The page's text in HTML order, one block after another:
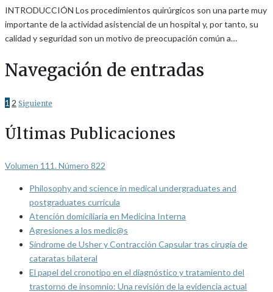
INTRODUCCIÓN Los procedimientos quirúrgicos son una parte muy
importante de la actividad asistencial de un hospital y, por tanto, su
calidad y seguridad son un motivo de preocupación común a…
Navegación de entradas
1 2 Siguiente
Últimas Publicaciones
Volumen 111. Número 822
Philosophy and science in medical undergraduates and
postgraduates curricula
Atención domiciliaria en Medicina Interna
Agresiones a los medic@s
Síndrome de Usher y Contracción Capsular tras cirugía de
cataratas bilateral
El papel del cronotipo en el diagnóstico y tratamiento del
trastorno de insomnio: Una revisión de la evidencia actual